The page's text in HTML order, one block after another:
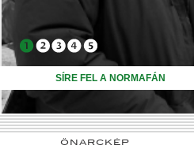
SÍRE FEL A NORMAFÁN
➎
ÖNARCKÉP